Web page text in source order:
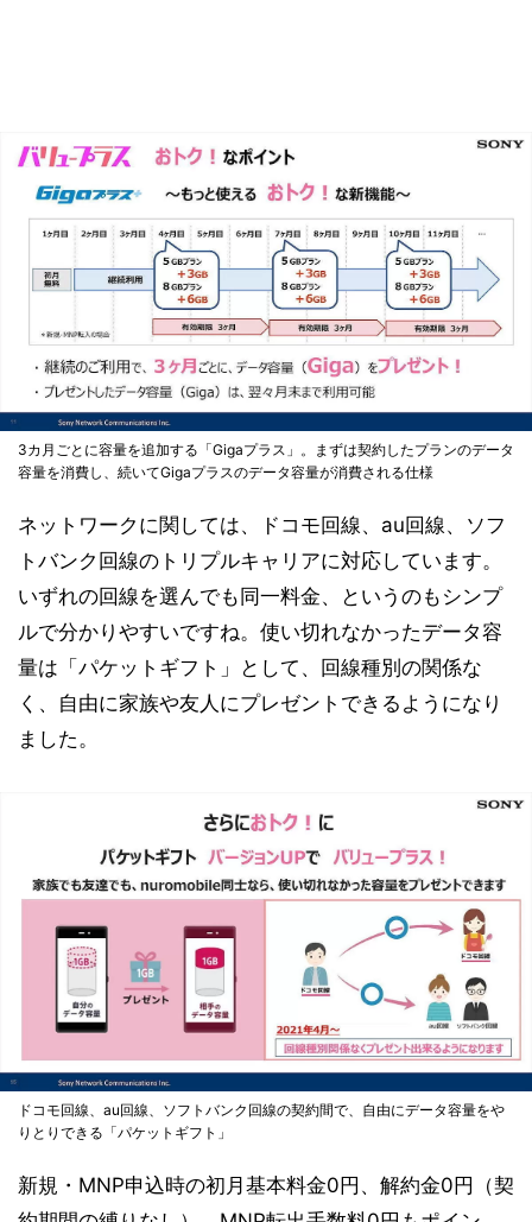
3カ月ごとに容量を追加する「Gigaプラス」。まずは契約したプランのデータ
容量を消費し、続いてGigaプラスのデータ容量が消費される仕様
ネットワークに関しては、ドコモ回線、au回線、ソフ
トバンク回線のトリプルキャリアに対応しています。
いずれの回線を選んでも同一料金、というのもシンプ
ルで分かりやすいですね。使い切れなかったデータ容
量は「パケットギフト」として、回線種別の関係な
く、自由に家族や友人にプレゼントできるようになり
ました。
ドコモ回線、au回線、ソフトバンク回線の契約間で、自由にデータ容量をや
りとりできる「パケットギフト」
新規・MNP申込時の初月基本料金0円、解約金0円（契